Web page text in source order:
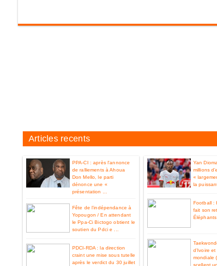
Articles recents
PPA-CI : après l'annonce
de ralliements à Ahoua
Don Mello, le parti
dénonce une «
présentation ...
Fête de l’indépendance à
Yopougon / En attendant
le Ppa-Ci Bictogo obtient le
soutien du Pdci e ...
PDCI-RDA : la direction
craint une mise sous tutelle
après le verdict du 30 juillet
Yan
millions
«
la
Football :
fait son
d’Ivoire
mondiale
scellent